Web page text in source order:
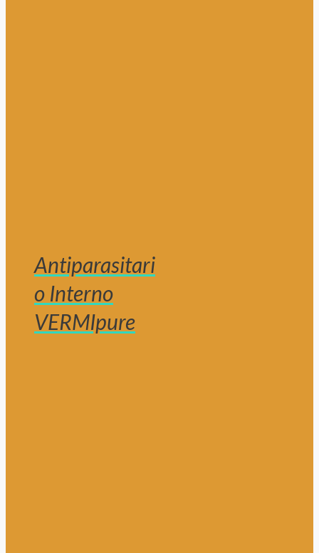
Antiparasitari
o Interno
VERMIpure